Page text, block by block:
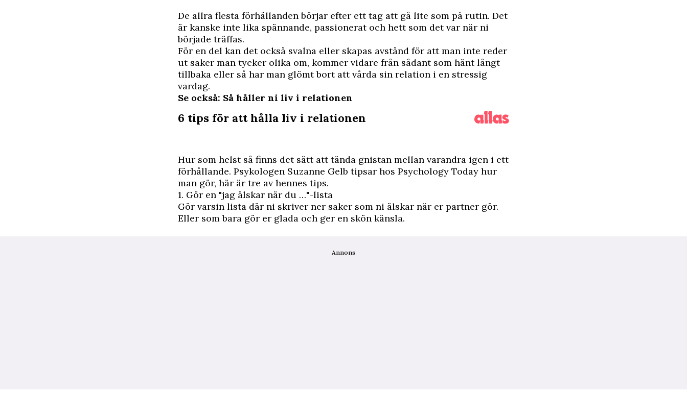
De allra flesta förhållanden börjar efter ett tag att gå lite som på rutin. Det
är kanske inte lika spännande, passionerat och hett som det var när ni
började träffas.
För en del kan det också svalna eller skapas avstånd för att man inte reder
ut saker man tycker olika om, kommer vidare från sådant som hänt långt
tillbaka eller så har man glömt bort attvårda sin relation i en stressig
vardag.
Se också: Så håller ni liv i relationen
6 tips för att hålla liv i relationen
Hur som helst så finns det sätt att tända gnistan mellan varandra igen i ett
förhållande. Psykologen Suzanne Gelb tipsar hos Psychology Today hur
man gör, här är tre av hennes tips.
1. Gör en "jag älskar när du …"-lista
Gör varsin lista där ni skriver ner saker som ni älskar när er partner gör.
Eller som bara gör er glada och ger en skön känsla.
Annons